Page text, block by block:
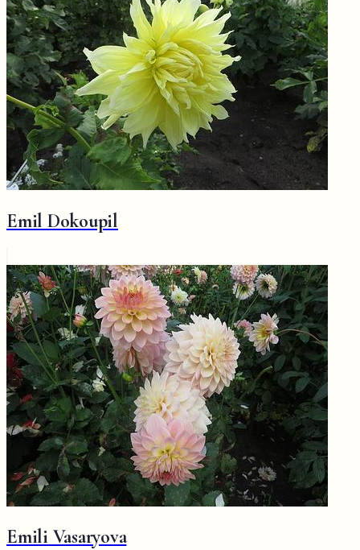
Emil Dokoupil
Emili Vasaryova